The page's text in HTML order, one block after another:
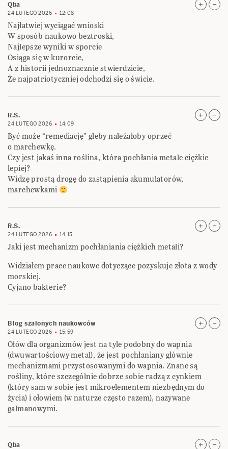
Qba
24 LUTEGO 2026 12:08
Najłatwiej wyciągać wnioski
W sposób naukowo beztroski,
Najlepsze wyniki w sporcie
Osiąga się w kurorcie,
A z historii jednoznacznie stwierdzicie,
Że najpatriotyczniej odchodzi się o świcie.
R.S.
24 LUTEGO 2026 14:09
Być może “remediację” gleby należałoby oprzeć
o marchewkę.
Czy jest jakaś inna roślina, która pochłania metale ciężkie
lepiej?
Widzę prostą drogę do zastąpienia akumulatorów,
marchewkami
R.S.
24 LUTEGO 2026 14:15
Jaki jest mechanizm pochłaniania ciężkich metali?
Widziałem prace naukowe dotyczące pozyskuje złota z wody
morskiej.
Cyjano bakterie?
Blog szalonych naukowców
24 LUTEGO 2026 15:59
Ołów dla organizmów jest na tyle podobny do wapnia
(dwuwartościowy metal), że jest pochłaniany głównie
mechanizmami przystosowanymi do wapnia. Znane są
rośliny, które szczególnie dobrze sobie radzą z cynkiem
(który sam w sobie jest mikroelementem niezbędnym do
życia) i ołowiem (w naturze często razem), nazywane
galmanowymi.
Qba